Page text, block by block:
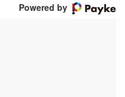
Powered by